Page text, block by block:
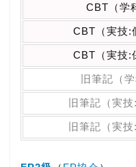
CBT（学
CBT（実技:
CBT（実技:
旧筆記（学
旧筆記（実技
旧筆記（実技